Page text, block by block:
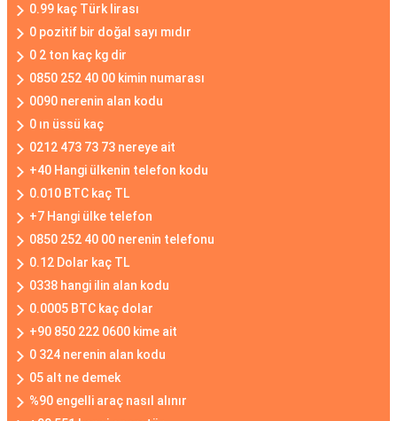
0.99 kaç Türk lirası
0 pozitif bir doğal sayı mıdır
0 2 ton kaç kg dir
0850 252 40 00 kimin numarası
0090 nerenin alan kodu
0 ın üssü kaç
0212 473 73 73 nereye ait
+40 Hangi ülkenin telefon kodu
0.010 BTC kaç TL
+7 Hangi ülke telefon
0850 252 40 00 nerenin telefonu
0.12 Dolar kaç TL
0338 hangi ilin alan kodu
0.0005 BTC kaç dolar
+90 850 222 0600 kime ait
0 324 nerenin alan kodu
05 alt ne demek
%90 engelli araç nasıl alınır